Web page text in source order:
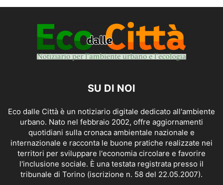
SU DI NOI
Eco dalle Città è un notiziario digitale dedicato all'ambiente
urbano. Nato nel febbraio 2002, offre aggiornamenti
quotidiani sulla cronaca ambientale nazionale e
internazionale e racconta le buone pratiche realizzate nei
territori per sviluppare l'economia circolare e favorire
l'inclusione sociale. È una testata registrata presso il
tribunale di Torino (iscrizione n. 58 del 22.05.2007).